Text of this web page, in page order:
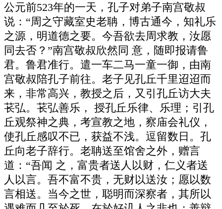
公元前523年的一天，孔子对弟子南宫敬叔
说：“周之守藏室史老聃，博古通今，知礼乐
之源，明道德之要。今吾欲去周求教，汝愿
同去否？”南宫敬叔欣然同 意，随即报请鲁
君。鲁君准行。遣一车二马一童一御，由南
宫敬叔陪孔子前往。老子见孔丘千里迢迢而
来，非常高兴，教授之后，又引孔丘访大夫
苌弘。苌弘善乐， 授孔丘乐律、乐理；引孔
丘观祭神之典，考宣教之地，察庙会礼仪，
使孔丘感叹不已，获益不浅。逗留数日。孔
丘向老子辞行。老聃送至馆舍之外，赠言
道：“吾闻 之，富贵者送人以财，仁义者送
人以言。吾不富不贵，无财以送汝；愿以数
言相送。当今之世，聪明而深察者，其所以